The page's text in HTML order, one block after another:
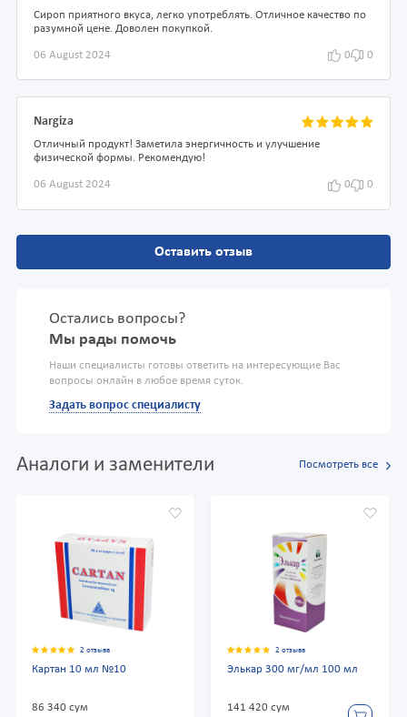
Сироп приятного вкуса, легко употреблять. Отличное качество по
разумной цене. Доволен покупкой.
06 August 2024 0 0
Nargiza
Отличный продукт! Заметила энергичность и улучшение
физической формы. Рекомендую!
06 August 2024 0 0
Оставить отзыв
Остались вопросы?
Мы рады помочь
Наши специалисты готовы ответить на интересующие Вас
вопросы онлайн в любое время суток.
Задать вопрос специалисту
Аналоги и заменители Посмотреть все
2 отзыва
Картан 10 мл №10
86 340 сум
2 отзыва
Элькар 300 мг/мл 100 мл
141 420 сум